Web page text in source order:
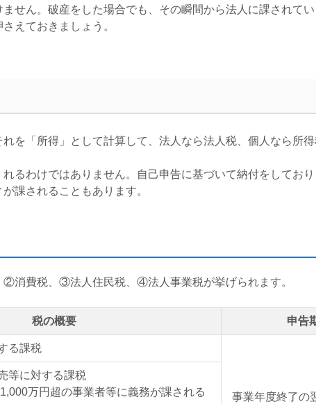
せん。破産をした場合でも、その瞬間から法人に課されて
えておきましょう。
を「所得」として計算して、法人なら法人税、個人なら所得
るわけではありません。自己申告に基づいて納付をしてお
課されることもあります。
消費税、③法人住民税、④法人事業税が挙げられます。
税の概要 申告
る課税
事業年度終了の
等に対する課税
1,000万円超の事業者等に義務が課される